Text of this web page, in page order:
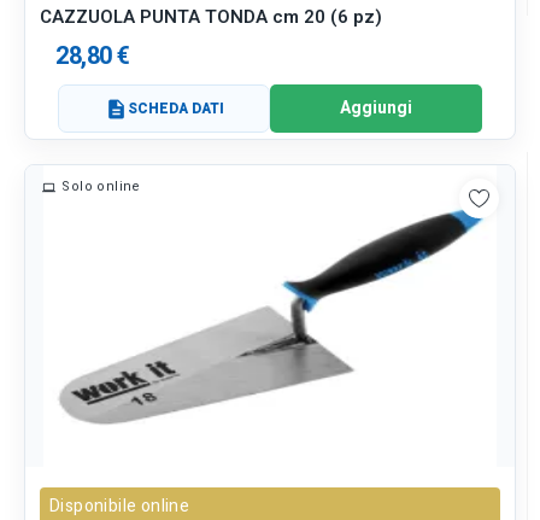
CAZZUOLA PUNTA TONDA cm 20 (6 pz)
28,80 €
description SCHEDA DATI Aggiungi
Solo online
Disponibile online